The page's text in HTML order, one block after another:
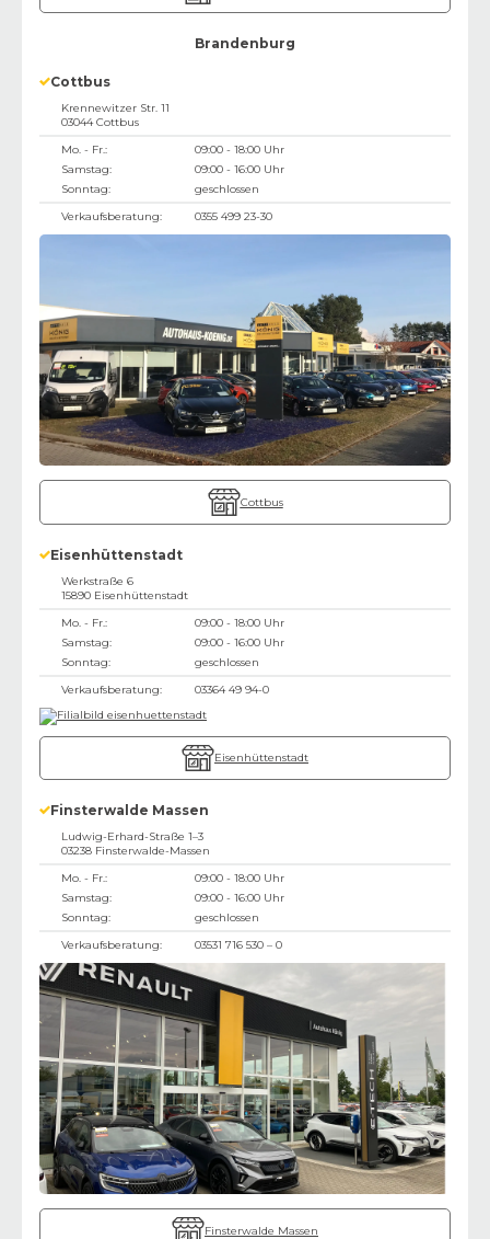
Brandenburg
Cottbus
Krennewitzer Str. 11
03044 Cottbus
Mo. - Fr.:
09:00 - 18:00 Uhr
Samstag:
09:00 - 16:00 Uhr
Sonntag:
geschlossen
Verkaufsberatung:
0355 499 23-30
Cottbus
Eisenhüttenstadt
Werkstraße 6
15890 Eisenhüttenstadt
Mo. - Fr.:
09:00 - 18:00 Uhr
Samstag:
09:00 - 16:00 Uhr
Sonntag:
geschlossen
Verkaufsberatung:
03364 49 94-0
Eisenhüttenstadt
Finsterwalde Massen
Ludwig-Erhard-Straße 1–3
03238 Finsterwalde-Massen
Mo. - Fr.:
09:00 - 18:00 Uhr
Samstag:
09:00 - 16:00 Uhr
Sonntag:
geschlossen
Verkaufsberatung:
03531 716 530 – 0
Finsterwalde Massen